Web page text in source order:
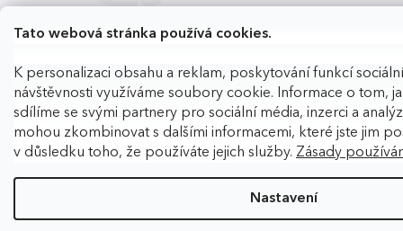
Tato webová stránka používá cookies.
K personalizaci obsahu a reklam, poskytování funkcí
návštěvnosti využíváme soubory cookie. Informace o tom,
sdílíme se svými partnery pro sociální média, inzerci a
mohou zkombinovat s dalšími informacemi, které jste jim
v důsledku toho, že používáte jejich služby. Zásady
Nastavení